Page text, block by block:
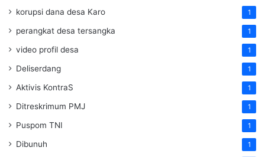
korupsi dana desa Karo 1
perangkat desa tersangka 1
video profil desa 1
Deliserdang 1
Aktivis KontraS 1
Ditreskrimum PMJ 1
Puspom TNI 1
Dibunuh 1